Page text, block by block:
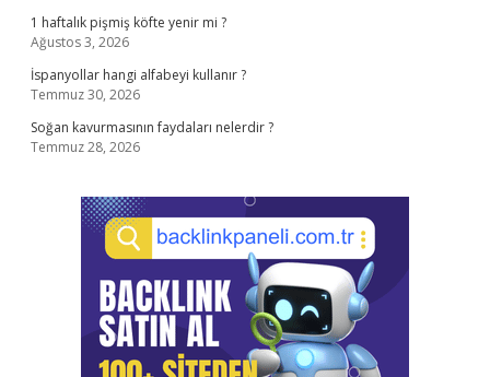
1 haftalık pişmiş köfte yenir mi ?
Ağustos 3, 2026
İspanyollar hangi alfabeyi kullanır ?
Temmuz 30, 2026
Soğan kavurmasının faydaları nelerdir ?
Temmuz 28, 2026